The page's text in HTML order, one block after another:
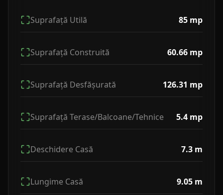
Suprafață Utilă 85 mp
Suprafață Construită 60.66 mp
Suprafață Desfășurată 126.31 mp
Suprafață Terase/Balcoane/Tehnice 5.4 mp
Deschidere Casă 7.3 m
Lungime Casă 9.05 m